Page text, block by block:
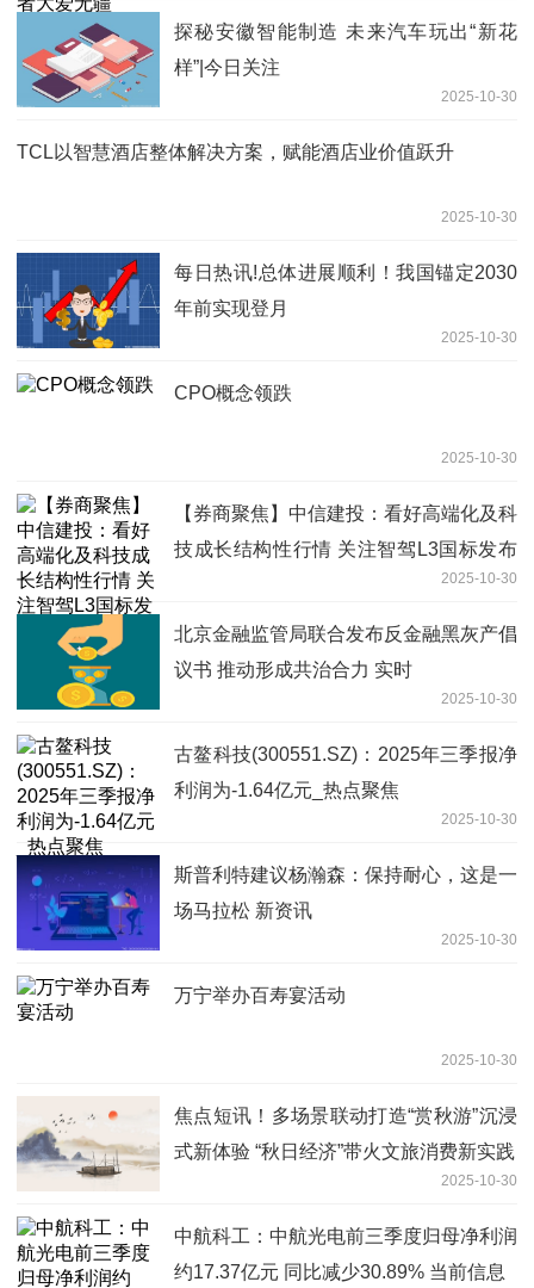
探秘安徽智能制造 未来汽车玩出“新花
样”|今日关注
2025-10-30
TCL以智慧酒店整体解决方案，赋能酒店业价值跃升
2025-10-30
每日热讯!总体进展顺利！我国锚定2030
年前实现登月
2025-10-30
CPO概念领跌
2025-10-30
【券商聚焦】中信建投：看好高端化及科
技成长结构性行情 关注智驾L3国标发布
2025-10-30
北京金融监管局联合发布反金融黑灰产倡
议书 推动形成共治合力 实时
2025-10-30
古鳌科技(300551.SZ)：2025年三季报净
利润为-1.64亿元_热点聚焦
2025-10-30
斯普利特建议杨瀚森：保持耐心，这是一
场马拉松 新资讯
2025-10-30
万宁举办百寿宴活动
2025-10-30
焦点短讯！多场景联动打造“赏秋游”沉浸
式新体验 “秋日经济”带火文旅消费新实践
2025-10-30
中航科工：中航光电前三季度归母净利润
约17.37亿元 同比减少30.89% 当前信息